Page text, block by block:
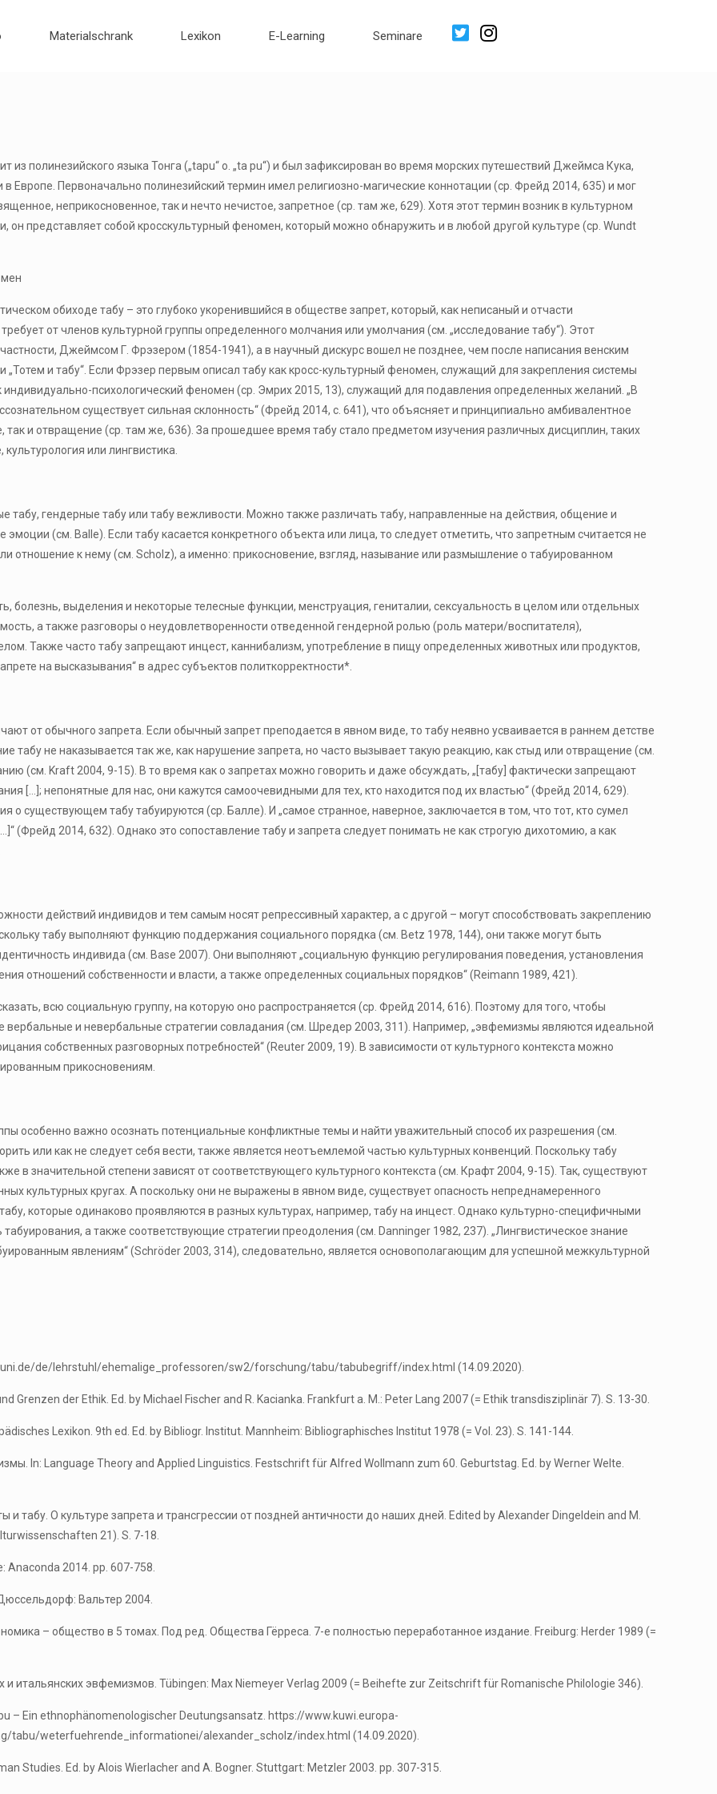
Materialschrank Lexikon E-Learning Seminare
из полинезийского языка Тонга („tapu“ o. „ta pu“) и был зафиксирован во время морских путешествий Джеймса Кука,
в Европе. Первоначально полинезийский термин имел религиозно-магические коннотации (ср. Фрейд 2014, 635) и мог
неприкосновенное, так и нечто нечистое, запретное (ср. там же, 629). Хотя этот термин возник в культурном
он представляет собой кросскультурный феномен, который можно обнаружить и в любой другой культуре (ср. Wundt
обиходе табу – это глубоко укоренившийся в обществе запрет, который, как неписаный и отчасти
от членов культурной группы определенного молчания или умолчания (см. „исследование табу“). Этот
Джеймсом Г. Фрэзером (1854-1941), а в научный дискурс вошел не позднее, чем после написания венским
и табу“. Если Фрэзер первым описал табу как кросс-культурный феномен, служащий для закрепления системы
индивидуально-психологический феномен (ср. Эмрих 2015, 13), служащий для подавления определенных желаний. „В
существует сильная склонность“ (Фрейд 2014, с. 641), что объясняет и принципиально амбивалентное
и отвращение (ср. там же, 636). За прошедшее время табу стало предметом изучения различных дисциплин, таких
или лингвистика.
табу, гендерные табу или табу вежливости. Можно также различать табу, направленные на действия, общение и
(см. Balle). Если табу касается конкретного объекта или лица, то следует отметить, что запретным считается не
отношение к нему (см. Scholz), а именно: прикосновение, взгляд, называние или размышление о табуированном
болезнь, выделения и некоторые телесные функции, менструация, гениталии, сексуальность в целом или отдельных
а также разговоры о неудовлетворенности отведенной гендерной ролью (роль матери/воспитателя),
Также часто табу запрещают инцест, каннибализм, употребление в пищу определенных животных или продуктов,
на высказывания“ в адрес субъектов политкорректности*.
от обычного запрета. Если обычный запрет преподается в явном виде, то табу неявно усваивается в раннем детстве
табу не наказывается так же, как нарушение запрета, но часто вызывает такую реакцию, как стыд или отвращение (см.
(см. Kraft 2004, 9-15). В то время как о запретах можно говорить и даже обсуждать, „[табу] фактически запрещают
[…]; непонятные для нас, они кажутся самоочевидными для тех, кто находится под их властью“ (Фрейд 2014, 629).
существующем табу табуируются (ср. Балле). И „самое странное, наверное, заключается в том, что тот, кто сумел
(Фрейд 2014, 632). Однако это сопоставление табу и запрета следует понимать не как строгую дихотомию, а как
действий индивидов и тем самым носят репрессивный характер, а с другой – могут способствовать закреплению
табу выполняют функцию поддержания социального порядка (см. Betz 1978, 144), они также могут быть
индивида (см. Base 2007). Они выполняют „социальную функцию регулирования поведения, установления
отношений собственности и власти, а также определенных социальных порядков“ (Reimann 1989, 421).
всю социальную группу, на которую оно распространяется (ср. Фрейд 2014, 616). Поэтому для того, чтобы
и невербальные стратегии совладания (см. Шредер 2003, 311). Например, „эвфемизмы являются идеальной
собственных разговорных потребностей“ (Reuter 2009, 19). В зависимости от культурного контекста можно
прикосновениям.
особенно важно осознать потенциальные конфликтные темы и найти уважительный способ их разрешения (см.
или как не следует себя вести, также является неотъемлемой частью культурных конвенций. Поскольку табу
в значительной степени зависят от соответствующего культурного контекста (см. Крафт 2004, 9-15). Так, существуют
культурных кругах. А поскольку они не выражены в явном виде, существует опасность непреднамеренного
которые одинаково проявляются в разных культурах, например, табу на инцест. Однако культурно-специфичными
а также соответствующие стратегии преодоления (см. Danninger 1982, 237). „Лингвистическое знание
явлениям“ (Schröder 2003, 314), следовательно, является основополагающим для успешной межкультурной
de/lehrstuhl/ehemalige_professoren/sw2/forschung/tabu/tabubegriff/index.html (14.09.2020).
Grenzen der Ethik. Ed. by Michael Fischer and R. Kacianka. Frankfurt a. M.: Peter Lang 2007 (= Ethik transdisziplinär 7). S. 13-30.
Lexikon. 9th ed. Ed. by Bibliogr. Institut. Mannheim: Bibliographisches Institut 1978 (= Vol. 23). S. 141-144.
In: Language Theory and Applied Linguistics. Festschrift für Alfred Wollmann zum 60. Geburtstag. Ed. by Werner Welte.
и табу. О культуре запрета и трансгрессии от поздней античности до наших дней. Edited by Alexander Dingeldein and M.
21). S. 7-18.
Anaconda 2014. pp. 607-758.
Вальтер 2004.
– общество в 5 томах. Под ред. Общества Гёрреса. 7-е полностью переработанное издание. Freiburg: Herder 1989 (=
и итальянских эвфемизмов. Tübingen: Max Niemeyer Verlag 2009 (= Beihefte zur Zeitschrift für Romanische Philologie 346).
– Ein ethnophänomenologischer Deutungsansatz. https://www.kuwi.europa-
weterfuehrende_informationei/alexander_scholz/index.html (14.09.2020).
Studies. Ed. by Alois Wierlacher and A. Bogner. Stuttgart: Metzler 2003. pp. 307-315.